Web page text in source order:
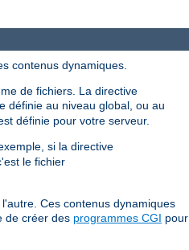
contenus dynamiques.
de fichiers. La directive
définie au niveau global, ou au
définie pour votre serveur.
si la directive
le fichier
Ces contenus dynamiques
de créer des programmes CGI pour